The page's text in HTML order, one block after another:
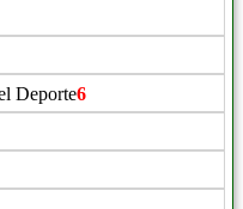
Deporte6